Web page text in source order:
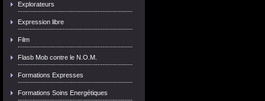
Explorateurs
Expression libre
Film
Flasb Mob contre le N.O.M.
Formations Expresses
Formations Soins Energétiques